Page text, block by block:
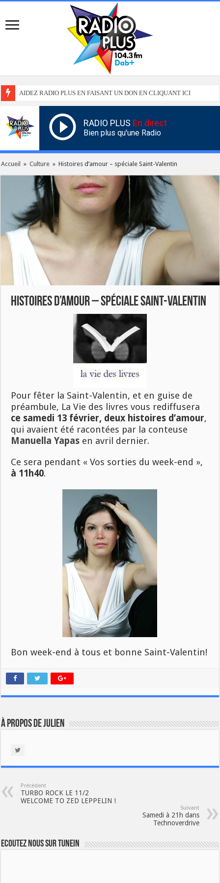
AIDEZ RADIO PLUS EN FAISANT UN DON EN CLIQUANT ICI
RADIO PLUS En direct
Bien plus qu'une Radio
Accueil » Culture » Histoires d’amour – spéciale Saint-Valentin
Histoires d’amour – spéciale Saint-Valentin
Pour fêter la Saint-Valentin, et en guise de
préambule, La Vie des livres vous rediffusera
ce samedi 13 février, deux histoires d’amour,
qui avaient été racontées par la conteuse
Manuella Yapas en avril dernier.
Ce sera pendant « Vos sorties du week-end »,
à 11h40.
Bon week-end à tous et bonne Saint-Valentin!
À propos de Julien
Précédent
TURBO ROCK LE 11/2
WELCOME TO ZED LEPPELIN !
Suivant
Samedi à 21h dans
Technoverdrive
Ecoutez nous sur TuneIn